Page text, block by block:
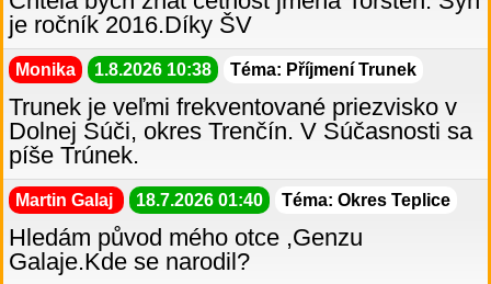
je ročník 2016.Díky ŠV
Monika 1.8.2026 10:38 Téma: Příjmení Trunek
Trunek je veľmi frekventované priezvisko v
Dolnej Súči, okres Trenčín. V Súčasnosti sa
píše Trúnek.
Martin Galaj 18.7.2026 01:40 Téma: Okres Teplice
Hledám původ mého otce ,Genzu
Galaje.Kde se narodil?